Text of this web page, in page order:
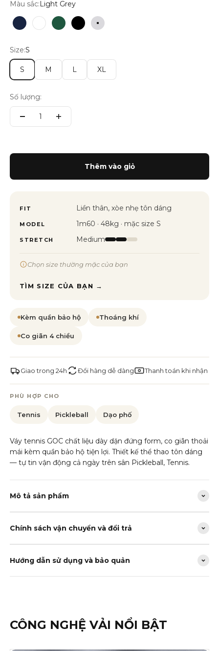
Màu sắc:Light Grey
Blazer Navy
TrắngWimbledon Green
Đen Light Grey
Size:S
S M L XL
Số lượng:
Thêm vào giỏ
FIT Liền thân, xòe nhẹ tôn dáng
MODEL 1m60 · 48kg · mặc size S
STRETCH Medium
Chọn size thường mặc của bạn
TÌM SIZE CỦA BẠN →
Kèm quần bảo hộ Thoáng khí
Co giãn 4 chiều
Giao trong 24h Đổi hàng dễ dàng Thanh toán khi nhận
PHÙ HỢP CHO
Tennis Pickleball Dạo phố
Váy tennis GOC chất liệu dày dặn đứng form, co giãn thoải
mái kèm quần bảo hộ tiện lợi. Thiết kế thể thao tôn dáng
— tự tin vận động cả ngày trên sân Pickleball, Tennis.
Mô tả sản phẩm
Chính sách vận chuyển và đổi trả
Hướng dẫn sử dụng và bảo quản
CÔNG NGHỆ VẢI NỔI BẬT